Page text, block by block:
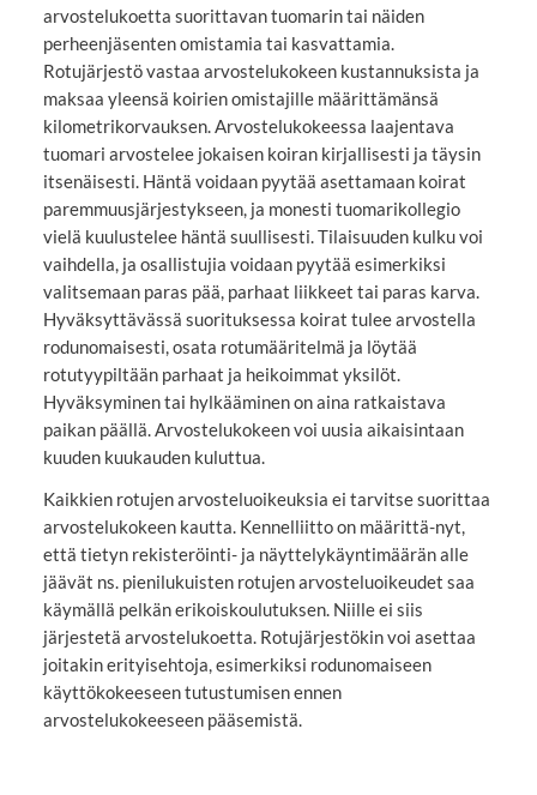
arvostelukoetta suorittavan tuomarin tai näiden
perheenjäsenten omistamia tai kasvattamia.
Rotujärjestö vastaa arvostelukokeen kustannuksista ja
maksaa yleensä koirien omistajille määrittämänsä
kilometrikorvauksen. Arvostelukokeessa laajentava
tuomari arvostelee jokaisen koiran kirjallisesti ja täysin
itsenäisesti. Häntä voidaan pyytää asettamaan koirat
paremmuusjärjestykseen, ja monesti tuomarikollegio
vielä kuulustelee häntä suullisesti. Tilaisuuden kulku voi
vaihdella, ja osallistujia voidaan pyytää esimerkiksi
valitsemaan paras pää, parhaat liikkeet tai paras karva.
Hyväksyttävässä suorituksessa koirat tulee arvostella
rodunomaisesti, osata rotumääritelmä ja löytää
rotutyypiltään parhaat ja heikoimmat yksilöt.
Hyväksyminen tai hylkääminen on aina ratkaistava
paikan päällä. Arvostelukokeen voi uusia aikaisintaan
kuuden kuukauden kuluttua.
Kaikkien rotujen arvosteluoikeuksia ei tarvitse suorittaa
arvostelukokeen kautta. Kennelliitto on määrittä-nyt,
että tietyn rekisteröinti- ja näyttelykäyntimäärän alle
jäävät ns. pienilukuisten rotujen arvosteluoikeudet saa
käymällä pelkän erikoiskoulutuksen. Niille ei siis
järjestetä arvostelukoetta. Rotujärjestökin voi asettaa
joitakin erityisehtoja, esimerkiksi rodunomaiseen
käyttökokeeseen tutustumisen ennen
arvostelukokeeseen pääsemistä.